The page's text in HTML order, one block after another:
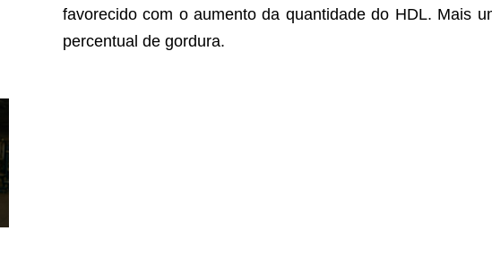
favorecido com o aumento da quantidade do HDL. Mais
percentual de gordura.